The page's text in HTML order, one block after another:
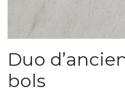
Duo
bols